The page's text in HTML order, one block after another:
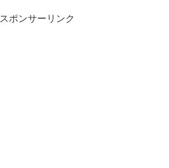
スポンサーリンク